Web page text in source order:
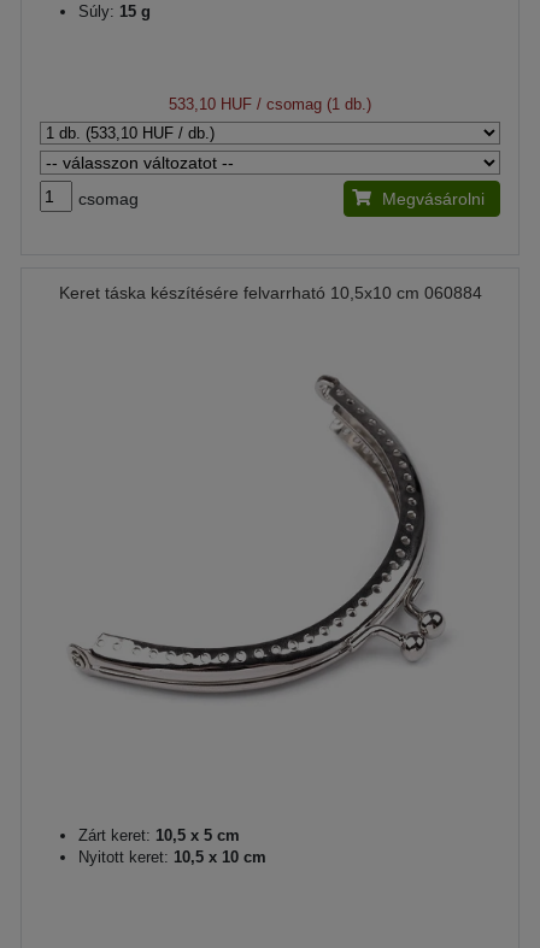
Súly: 15 g
533,10 HUF / csomag (1 db.)
csomag Megvásárolni
Keret táska készítésére felvarrható 10,5x10 cm 060884
Zárt keret: 10,5 x 5 cm
Nyitott keret: 10,5 x 10 cm